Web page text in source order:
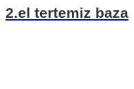
2.el tertemiz baza